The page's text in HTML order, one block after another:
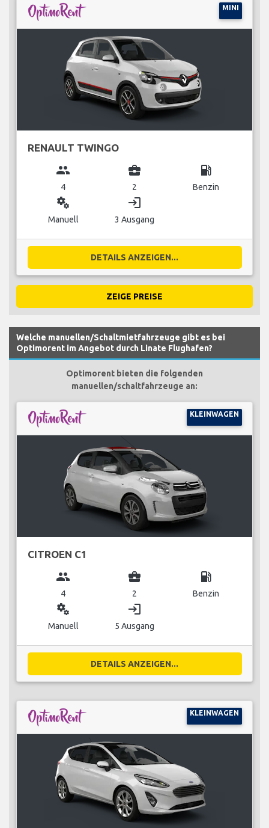
MINI
RENAULT TWINGO
group
4
business_center
2
local_gas_station
Benzin
miscellaneous_services
Manuell
login
3 Ausgang
DETAILS ANZEIGEN...
ZEIGE PREISE
Welche manuellen/Schaltmietfahrzeuge gibt es bei
Optimorent im Angebot durch Linate Flughafen?
Optimorent bieten die folgenden
manuellen/schaltfahrzeuge an:
KLEINWAGEN
CITROEN C1
group
4
business_center
2
local_gas_station
Benzin
miscellaneous_services
Manuell
login
5 Ausgang
DETAILS ANZEIGEN...
KLEINWAGEN